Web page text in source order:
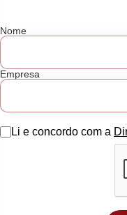
Nome
Empresa
Li e concordo com a